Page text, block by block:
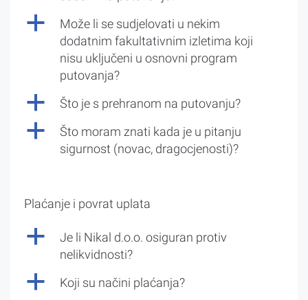
a
Može li se sudjelovati u nekim
dodatnim fakultativnim izletima koji
nisu uključeni u osnovni program
putovanja?
a Što je s prehranom na putovanju?
a
Što moram znati kada je u pitanju
sigurnost (novac, dragocjenosti)?
Plaćanje i povrat uplata
a
Je li Nikal d.o.o. osiguran protiv
nelikvidnosti?
a Koji su načini plaćanja?